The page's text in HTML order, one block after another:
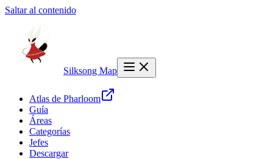
Saltar al contenido
Silksong Map
Atlas de Pharloom
Guía
Áreas
Categorías
Jefes
Descargar